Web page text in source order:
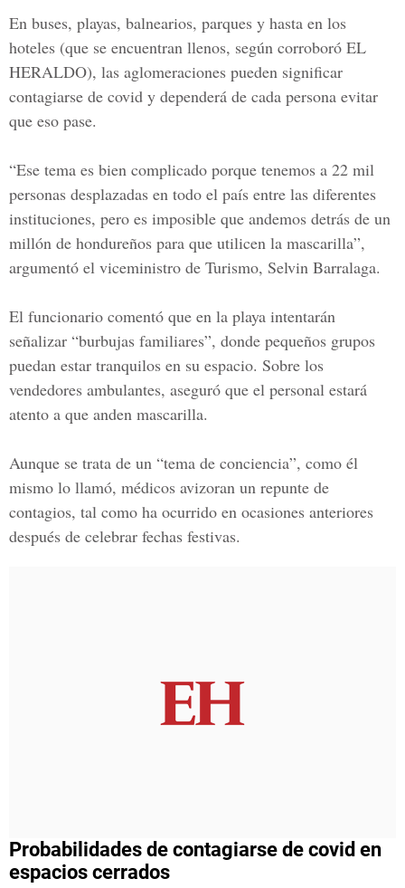
En buses, playas, balnearios, parques y hasta en los
hoteles (que se encuentran llenos, según corroboró EL
HERALDO), las aglomeraciones pueden significar
contagiarse de covid y dependerá de cada persona evitar
que eso pase.
“Ese tema es bien complicado porque tenemos a 22 mil
personas desplazadas en todo el país entre las diferentes
instituciones, pero es imposible que andemos detrás de un
millón de hondureños para que utilicen la mascarilla”,
argumentó el viceministro de Turismo, Selvin Barralaga.
El funcionario comentó que en la playa intentarán
señalizar “burbujas familiares”, donde pequeños grupos
puedan estar tranquilos en su espacio. Sobre los
vendedores ambulantes, aseguró que el personal estará
atento a que anden mascarilla.
Aunque se trata de un “tema de conciencia”, como él
mismo lo llamó, médicos avizoran un repunte de
contagios, tal como ha ocurrido en ocasiones anteriores
después de celebrar fechas festivas.